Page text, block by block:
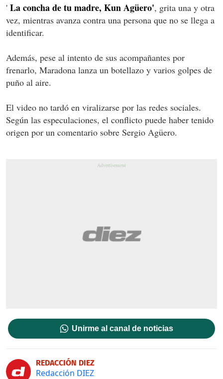
' La concha de tu madre, Kun Agüero', grita una y otra
vez, mientras avanza contra una persona que no se llega a
identificar.
Además, pese al intento de sus acompañantes por
frenarlo, Maradona lanza un botellazo y varios golpes de
puño al aire.
El video no tardó en viralizarse por las redes sociales.
Según las especulaciones, el conflicto puede haber tenido
origen por un comentario sobre Sergio Agüero.
Unirme al canal de noticias
REDACCIÓN DIEZ
Redacción DIEZ